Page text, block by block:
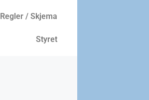
Regler / Skjema
Styret